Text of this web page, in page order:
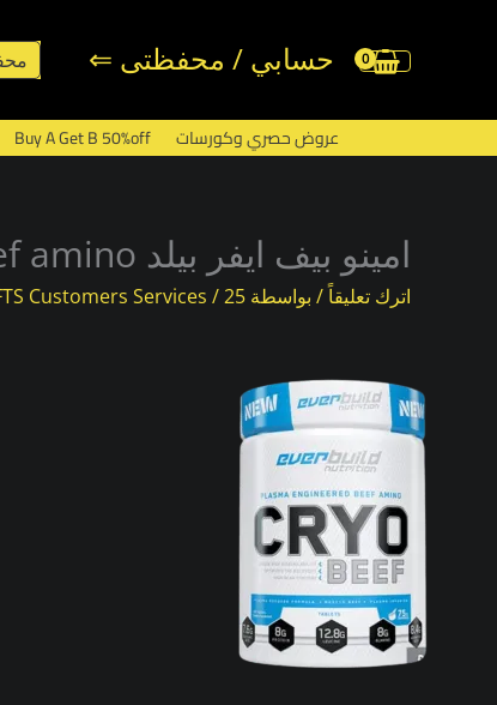
حسابي / محفظتى ⇐
عروض حصري وكورسات Buy A Get B 50%off
امينو بيف ايفر بيلد beef amino
اترك تعليقاً/ بواسطة Customers Services /25 مايو، 2024